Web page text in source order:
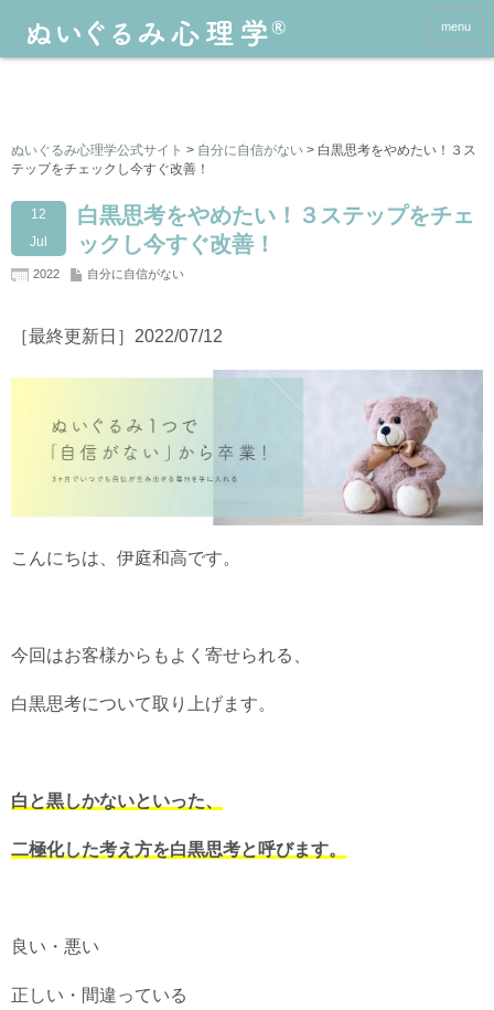
menu
ぬいぐるみ心理学公式サイト > 自分に自信がない > 白黒思考をやめたい！３ス
テップをチェックし今すぐ改善！
12
Jul
白黒思考をやめたい！３ステップをチェ
ックし今すぐ改善！
2022 自分に自信がない
［最終更新日］2022/07/12
こんにちは、伊庭和高です。
今回はお客様からもよく寄せられる、
白黒思考について取り上げます。
白と黒しかないといった、
二極化した考え方を白黒思考と呼びます。
良い・悪い
正しい・間違っている